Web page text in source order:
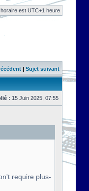
est UTC+1 heure
| Sujet suivant
: 15 Juin 2025, 07:55
require plus-